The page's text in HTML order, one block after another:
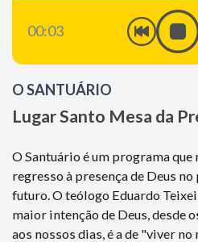
00:03
O SANTUÁRIO
Lugar Santo Mesa da
O Santuário é um programa que
regresso à presença de Deus
futuro. O teólogo Eduardo
maior intenção de Deus, desde
aos nossos dias, é a de "viver